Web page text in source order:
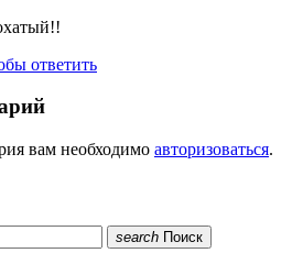
ответить
вам необходимо авторизоваться.
search Поиск